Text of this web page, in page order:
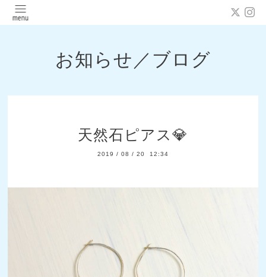
お知らせ／ブログ
天然石ピアス💎
2019 / 08 / 20 12:34